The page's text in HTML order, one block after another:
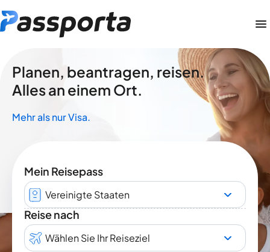
Planen, beantragen, reisen.
Alles an einem Ort.
Mehr als nur Visa.
Mein Reisepass
Vereinigte Staaten
Reise nach
Wählen Sie Ihr Reiseziel